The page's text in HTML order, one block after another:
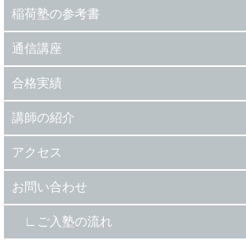
稲荷塾の参考書
通信講座
合格実績
講師の紹介
アクセス
お問い合わせ
ご入塾の流れ